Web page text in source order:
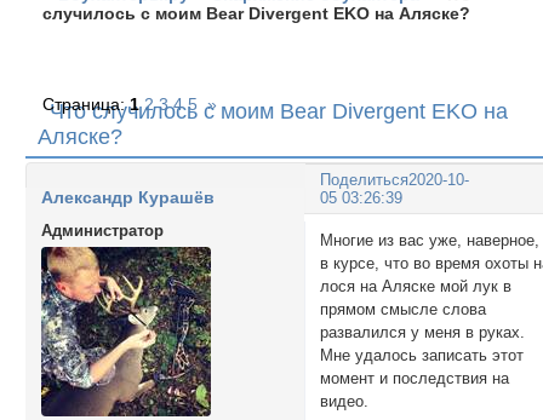
случилось с моим Bear Divergent EKO на Аляске?
Что случилось с моим Bear Divergent EKO на
Аляске?
Страница:1 2 3 4 5 »
Поделиться2020-10-
05 03:26:39
Александр Курашёв
Администратор
Многие из вас уже, наверное,
в курсе, что во время охоты
лося на Аляске мой лук в
прямом смысле слова
развалился у меня в руках.
Мне удалось записать этот
момент и последствия на
видео.